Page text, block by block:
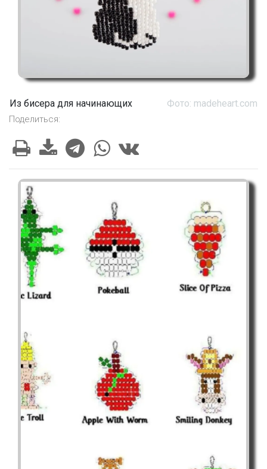
Из бисера для начинающих Фото: madeheart.com
Поделиться: